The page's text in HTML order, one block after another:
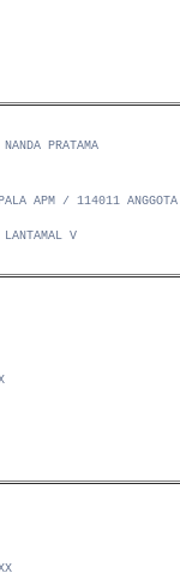
PRATAMA
APM / 114011 ANGGOTA
LANTAMAL V